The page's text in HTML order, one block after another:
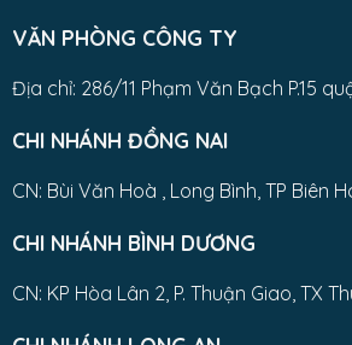
VĂN PHÒNG CÔNG TY
Địa chỉ: 286/11 Phạm Văn Bạch P.15
CHI NHÁNH ĐỒNG NAI
CN: Bùi Văn Hoà , Long Bình, TP Biên
CHI NHÁNH BÌNH DƯƠNG
CN: KP Hòa Lân 2, P. Thuận Giao, TX